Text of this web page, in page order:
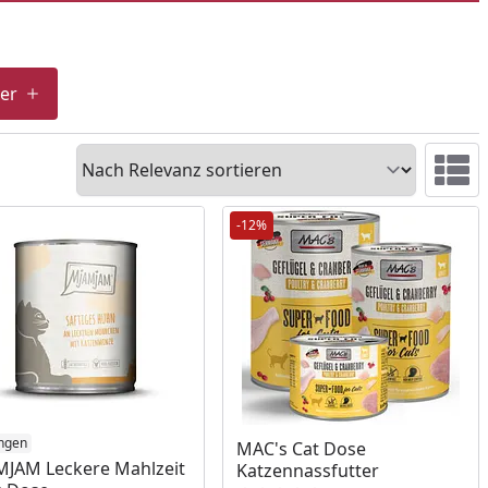
Sortieren
Leckere Mahlzeit
am Lager
-12%
MAC's Cat Dose
Katzennassfutter
Produkt am Lager